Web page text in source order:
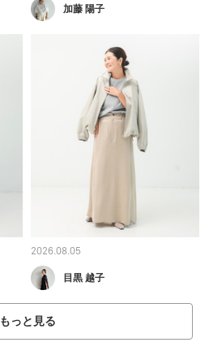
加藤 陽子
2026.08.05
目黒 越子
もっと見る